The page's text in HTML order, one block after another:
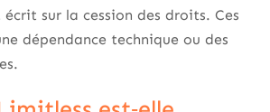
sur la cession des droits. Ces
dépendance technique ou des